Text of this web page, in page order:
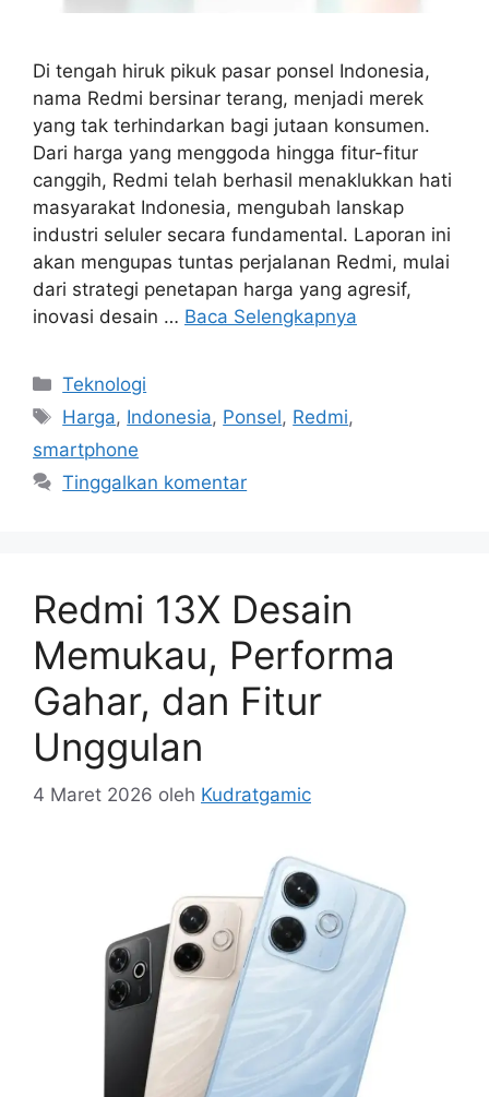
Di tengah hiruk pikuk pasar ponsel Indonesia,
nama Redmi bersinar terang, menjadi merek
yang tak terhindarkan bagi jutaan konsumen.
Dari harga yang menggoda hingga fitur-fitur
canggih, Redmi telah berhasil menaklukkan hati
masyarakat Indonesia, mengubah lanskap
industri seluler secara fundamental. Laporan ini
akan mengupas tuntas perjalanan Redmi, mulai
dari strategi penetapan harga yang agresif,
inovasi desain … Baca Selengkapnya
Kategori
Teknologi
Tag
Harga, Indonesia, Ponsel, Redmi,
smartphone
Tinggalkan komentar
Redmi 13X Desain
Memukau, Performa
Gahar, dan Fitur
Unggulan
4 Maret 2026 oleh Kudratgamic